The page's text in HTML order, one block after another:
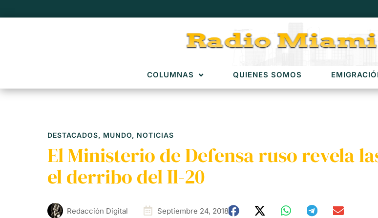
COLUMNAS QUIENES SOMOS
DESTACADOS, MUNDO, NOTICIAS
El Ministerio de Defensa ruso revela
el derribo del Il-20
Redacción Digital Septiembre 24, 2018